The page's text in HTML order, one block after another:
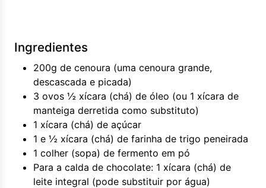
Ingredientes
200g de cenoura (uma cenoura grande,
descascada e picada)
3 ovos ½ xícara (chá) de óleo (ou 1 xícara de
manteiga derretida como substituto)
1 xícara (chá) de açúcar
1 e ½ xícara (chá) de farinha de trigo peneirada
1 colher (sopa) de fermento em pó
Para a calda de chocolate: 1 xícara (chá) de
leite integral (pode substituir por água)